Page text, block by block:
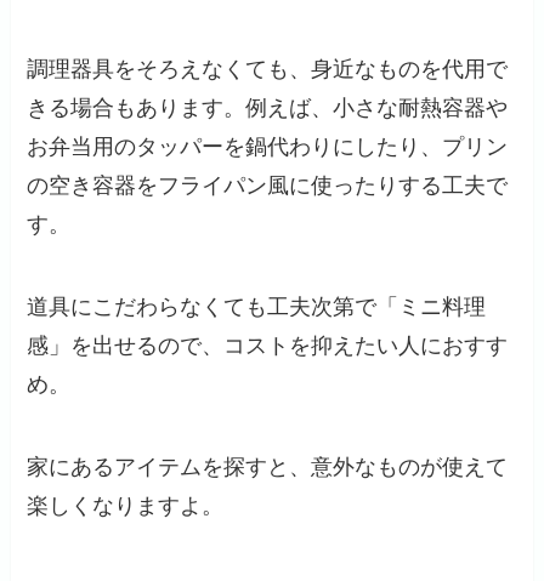
調理器具をそろえなくても、身近なものを代用で
きる場合もあります。例えば、小さな耐熱容器や
お弁当用のタッパーを鍋代わりにしたり、プリン
の空き容器をフライパン風に使ったりする工夫で
す。
道具にこだわらなくても工夫次第で「ミニ料理
感」を出せるので、コストを抑えたい人におすす
め。
家にあるアイテムを探すと、意外なものが使えて
楽しくなりますよ。